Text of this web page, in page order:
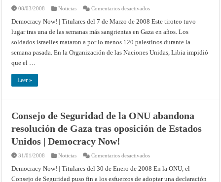
08/03/2008 Noticias Comentarios desactivadosen
bloquea
resolución
de
ONU
porque
no
Democracy Now! | Titulares del 7 de Marzo de 2008 Este tiroteo tuvo
lugar tras una de las semanas más sangrientas en Gaza en años. Los
soldados israelíes mataron a por lo menos 120 palestinos durante la
semana pasada. En la Organización de las Naciones Unidas, Libia impidió
que el …
Leer »
Consejo de Seguridad de la ONU abandona
resolución de Gaza tras oposición de Estados
Unidos | Democracy Now!
31/01/2008 Noticias Comentarios desactivadosen
de
Seguridad
de
Democracy Now! | Titulares del 30 de Enero de 2008 En la ONU, el
Consejo de Seguridad puso fin a los esfuerzos de adoptar una declaración